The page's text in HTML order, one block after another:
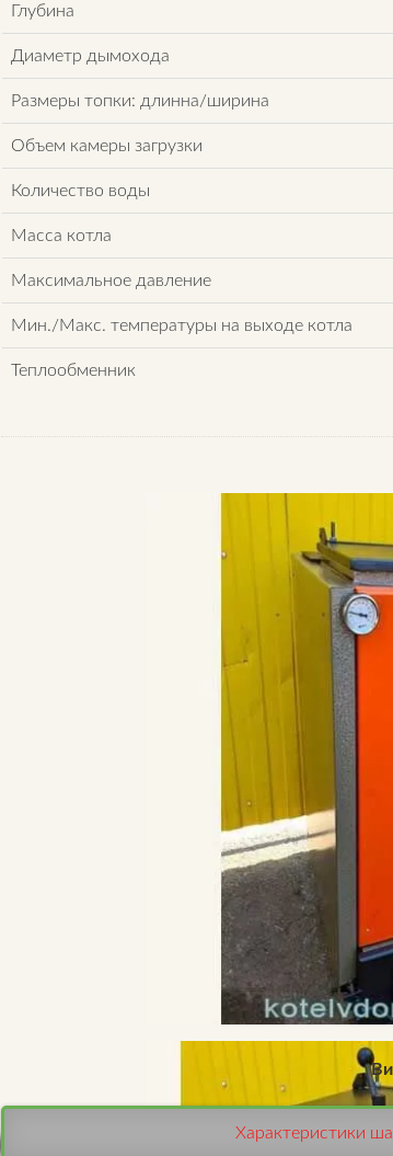
Глубина
Диаметр дымохода
Размеры топки: длинна/ширина
Объем камеры загрузки
Количество воды
Масса котла
Максимальное давление
Мин./Макс. температуры на выходе котла
Теплообменник
Характеристики